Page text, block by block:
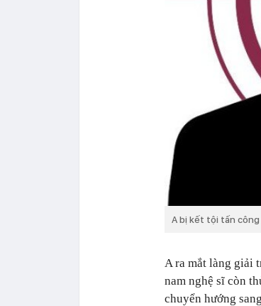
A bị kết tội tấn
A ra mắt làng giải
nam nghệ sĩ còn
chuyển hướng